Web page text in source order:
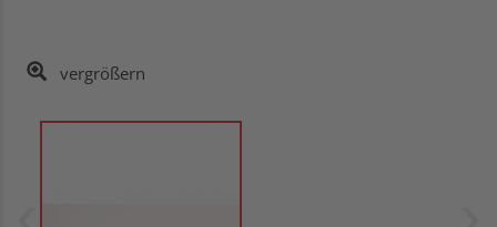
vergrößern